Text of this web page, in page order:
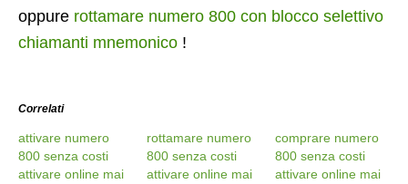
oppure rottamare numero 800 con blocco selettivo
chiamanti mnemonico !
Correlati
attivare numero
800 senza costi
attivare online mai
rottamare numero
800 senza costi
attivare online mai
comprare numero
800 senza costi
attivare online mai